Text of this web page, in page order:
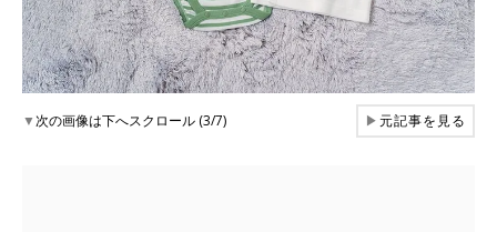
▼次の画像は下へスクロール (3/7) ▶元記事を見る